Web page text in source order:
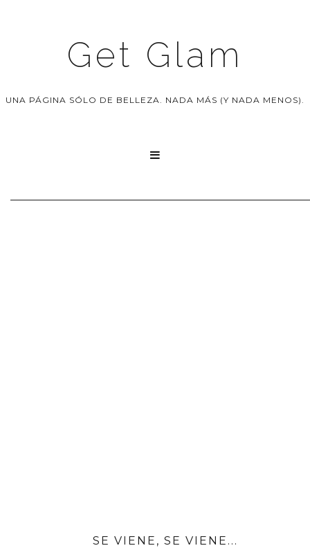
Get Glam
UNA PÁGINA SÓLO DE BELLEZA. NADA MÁS (Y NADA MENOS).

SE VIENE, SE VIENE...